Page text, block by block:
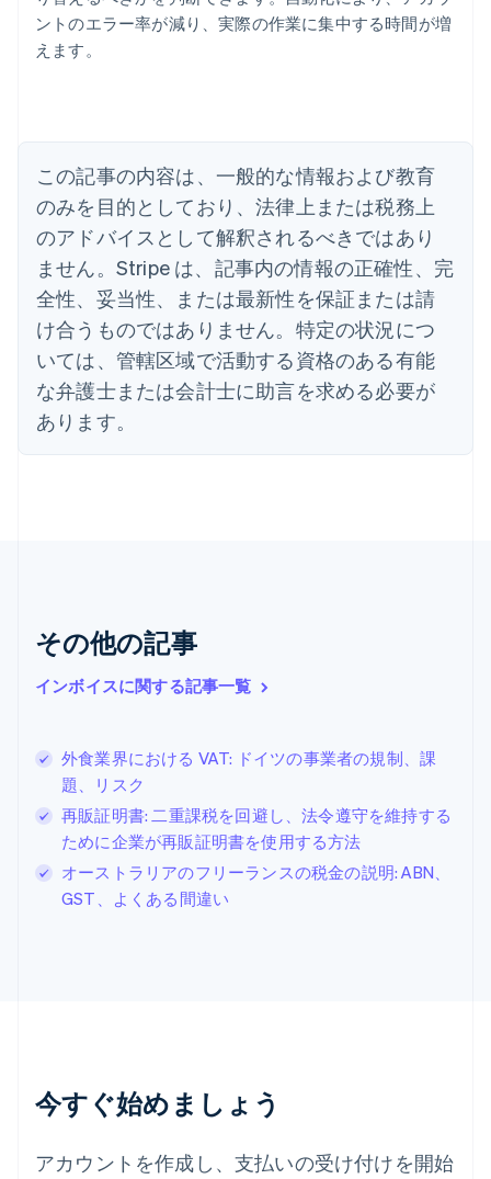
ントのエラー率が減り、実際の作業に集中する時間が増
えます。
この記事の内容は、一般的な情報および教育
のみを目的としており、法律上または税務上
のアドバイスとして解釈されるべきではあり
ません。Stripe は、記事内の情報の正確性、完
全性、妥当性、または最新性を保証または請
け合うものではありません。特定の状況につ
いては、管轄区域で活動する資格のある有能
な弁護士または会計士に助言を求める必要が
あります。
その他の記事
インボイスに関する記事一覧
外食業界における VAT: ドイツの事業者の規制、課
題、リスク
再販証明書: 二重課税を回避し、法令遵守を維持する
ために企業が再販証明書を使用する方法
オーストラリアのフリーランスの税金の説明: ABN、
GST、よくある間違い
今すぐ始めましょう
アカウントを作成し、支払いの受け付けを開始
アラブ首長国連邦
English
イギリス
English
イタリア
インド
English
エストニア
English
オーストラリア
English
オーストリア
DeutschEnglish
English
EnglishItaliano
シンガポール
English 简体中文
スイス
DeutschFrançaisItalianoEnglish
スウェーデン
Svenska English
スペイン
Español English
デンマーク
ドイツ